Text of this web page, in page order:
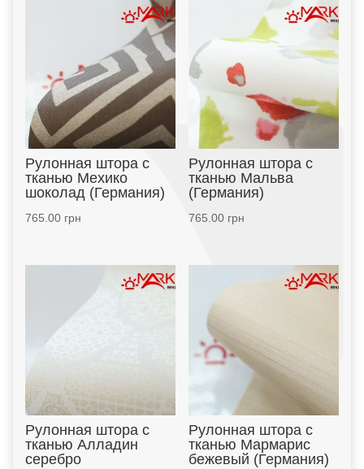
Рулонная штора с
тканью Мехико
шоколад (Германия)
765.00грн
Рулонная штора с
тканью Мальва
(Германия)
765.00грн
Рулонная штора с
тканью Алладин
серебро
Рулонная штора с
тканью Мармарис
бежевый (Германия)